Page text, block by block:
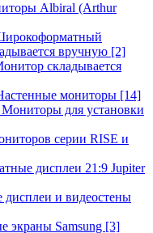
Albiral (Arthur
вручную [2]
складывается
мониторы [14]
для установки
серии RISE и
дисплеи 21:9 Jupiter
и видеостены
экраны Samsung [3]